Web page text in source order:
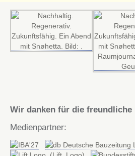
Wir danken für die freundliche
Medienpartner: